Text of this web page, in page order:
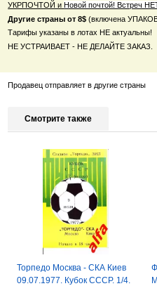
УКРПОЧТОЙ и Новой почтой! Встреч
Другие страны от 8$ (включена
Тарифы указаны в лотах НЕ актуальны!
НЕ УСТРАИВАЕТ - НЕ ДЕЛАЙТЕ ЗАКАЗ.
Продавец отправляет в другие страны
Смотрите также
Торпедо Москва - СКА Киев
09.07.1977. Кубок СССР. 1/4.